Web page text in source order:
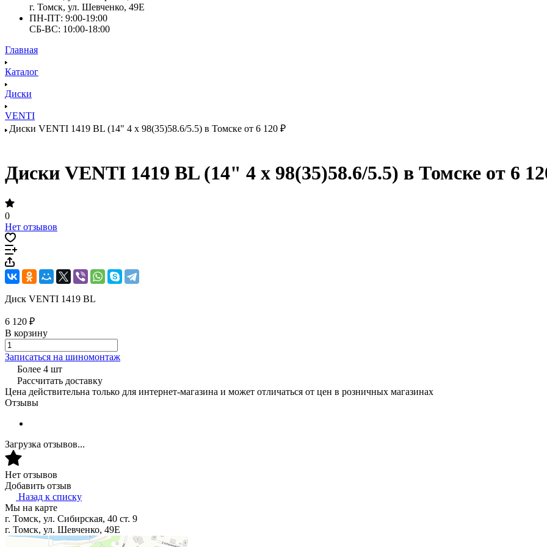
г. Томск, ул. Шевченко, 49Е
ПН-ПТ: 9:00-19:00
СБ-ВС: 10:00-18:00
Главная
Каталог
Диски
VENTI
Диски VENTI 1419 BL (14" 4 x 98(35)58.6/5.5) в Томске от 6 120 ₽
Диски VENTI 1419 BL (14" 4 x 98(35)58.6/5.5) в Томске от 6
0
Нет отзывов
Диск VENTI 1419 BL
6 120 ₽
В корзину
Записаться на шиномонтаж
Более 4 шт
Рассчитать доставку
Цена действительна только для интернет-магазина и может отличаться от цен в розничных магазинах
Отзывы
Загрузка отзывов...
Нет отзывов
Добавить отзыв
Назад к списку
Мы на карте
г. Томск, ул. Сибирская, 40 ст. 9
г. Томск, ул. Шевченко, 49Е